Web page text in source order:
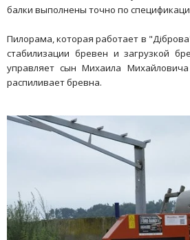
балки выполнены точно по
Пилорама, которая работает в
стабилизации бревен и загрузкой
управляет сын Михаила
распиливает бревна.